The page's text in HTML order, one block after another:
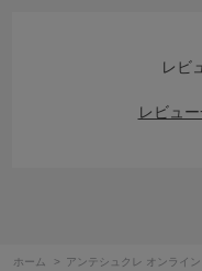
レビ
レビュ
ホーム > アンテシュクレ オンライン